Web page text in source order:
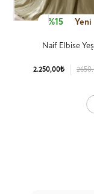
%15 Yeni
Naif Elbise
2.250,00₺